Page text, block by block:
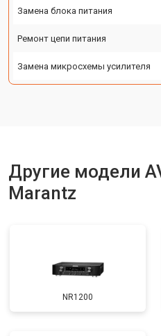
Замена блока питания
Ремонт цепи питания
Замена микросхемы усилителя
Другие модели
Marantz
NR1200